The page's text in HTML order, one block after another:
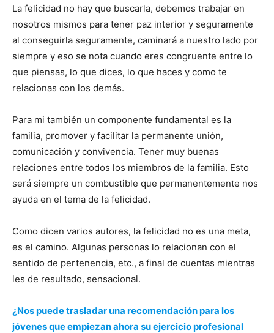
La felicidad no hay que buscarla, debemos trabajar en
nosotros mismos para tener paz interior y seguramente
al conseguirla seguramente, caminará a nuestro lado por
siempre y eso se nota cuando eres congruente entre lo
que piensas, lo que dices, lo que haces y como te
relacionas con los demás.
Para mi también un componente fundamental es la
familia, promover y facilitar la permanente unión,
comunicación y convivencia. Tener muy buenas
relaciones entre todos los miembros de la familia. Esto
será siempre un combustible que permanentemente nos
ayuda en el tema de la felicidad.
Como dicen varios autores, la felicidad no es una meta,
es el camino. Algunas personas lo relacionan con el
sentido de pertenencia, etc., a final de cuentas mientras
les de resultado, sensacional.
¿Nos puede trasladar una recomendación para los
jóvenes que empiezan ahora su ejercicio profesional